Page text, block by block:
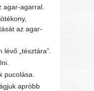
agar-agarral.
az agar-
„tésztára”.
pucolása.
apróbb